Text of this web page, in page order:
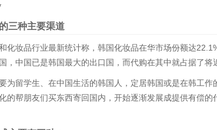
三种主要渠道
化妆品行业最新统计称，韩国化妆品在华市场份额达
，中国已是韩国最大的出口国，而代购在其中就占据了将
为留学生、在中国生活的韩国人，定居韩国或是在韩工
的帮朋友们买东西寄回国内，开始逐渐发展成提供有偿